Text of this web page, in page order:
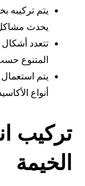
يتم تركيبه
يحدث مشاكل
تتعدد أشكال
المتنوع
يتم
أنواع
تركيب
الخيمة